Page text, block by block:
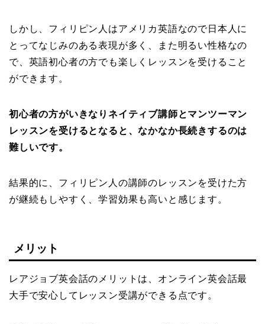
しかし、フィリピン人はアメリカ英語なので日本人に
とってなじみのある表現が多く、また明るい性格なの
で、英語初心者の方でも楽しくレッスンを受けること
ができます。
初心者の方がいきなりネイティブ講師とマンツーマン
レッスンを受けるとなると、なかなか長続きするのは
難しいです。
結果的に、フィリピン人の講師のレッスンを受けた方
が継続もしやすく、学習効果も高いと感じます。
メリット
レアジョブ英会話のメリットは、オンライン英会話最
大手で安心してレッスン受講ができる点です。